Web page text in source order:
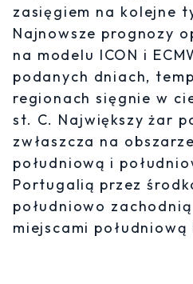
zasięgiem na kolejne
Najnowsze prognozy
na modelu ICON i
podanych dniach,
regionach sięgnie w
st. C. Największy żar
zwłaszcza na
południową i
Portugalią przez
południowo
miejscami południową